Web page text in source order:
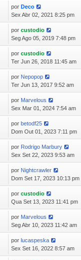
porDeco
Sex Abr 02, 2021 8:25 pm
porcustodio
Seg Ago 05, 2019 7:48 pm
porcustodio
Ter Jun 26, 2018 11:45 am
por Nepopop
Ter Jun 13, 2017 9:52 am
por Marvelous
Sex Mar 01, 2024 7:54 am
porbetodf25
Dom Out 01, 2023 7:11 pm
por Rodrigo Marbury
Sex Set 22, 2023 9:53 am
por Nightcrawler
Dom Set 17, 2023 10:13 pm
porcustodio
Qua Set 13, 2023 11:41 pm
por Marvelous
Seg Abr 10, 2023 11:42 am
porlucaspeska
Sex Set 16, 2022 8:57 am